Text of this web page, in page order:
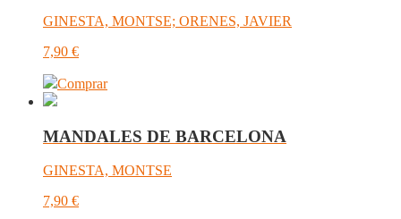
GINESTA, MONTSE; ORENES, JAVIER
7,90 €
Comprar
MANDALES DE BARCELONA
GINESTA, MONTSE
7,90 €